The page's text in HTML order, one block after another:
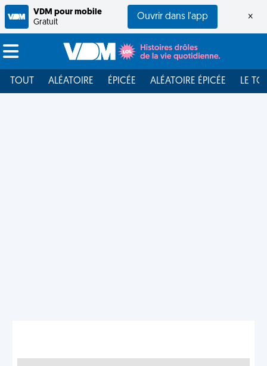
VDM pour mobile
Gratuit
Ouvrir dans l'app ×
TOUT ALÉATOIRE ÉPICÉE ALÉATOIRE ÉPICÉE LE